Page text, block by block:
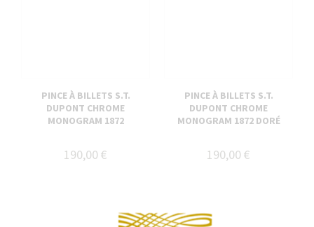
PINCE À BILLETS S.T.
DUPONT CHROME
MONOGRAM 1872
190,00 €
PINCE À BILLETS S.T.
DUPONT CHROME
MONOGRAM 1872 DORÉ
190,00 €